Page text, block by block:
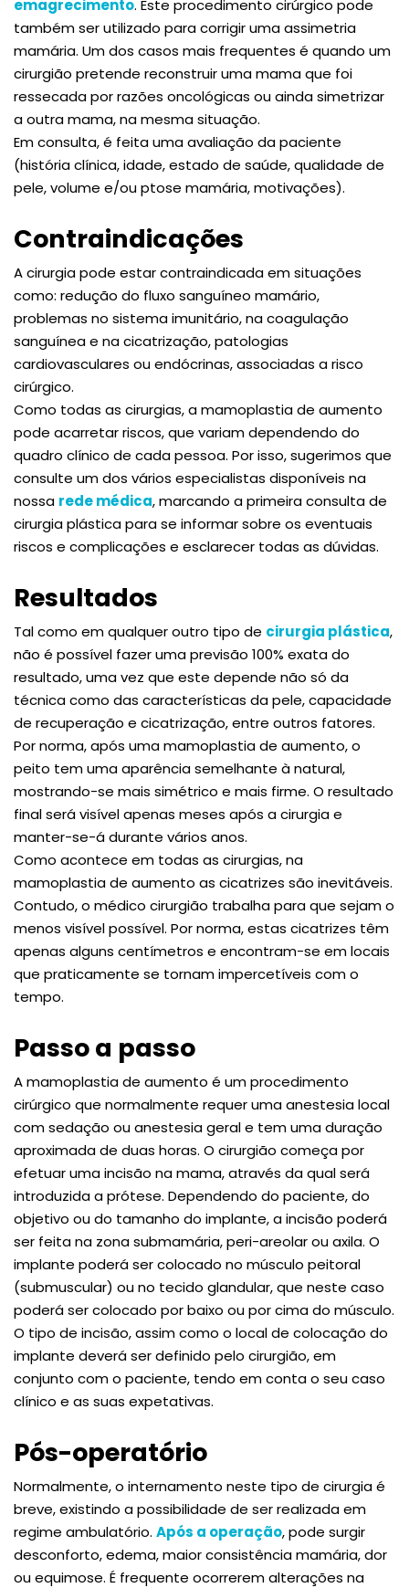
emagrecimento. Este procedimento cirúrgico pode
também ser utilizado para corrigir uma assimetria
mamária. Um dos casos mais frequentes é quando um
cirurgião pretende reconstruir uma mama que foi
ressecada por razões oncológicas ou ainda simetrizar
a outra mama, na mesma situação.
Em consulta, é feita uma avaliação da paciente
(história clínica, idade, estado de saúde, qualidade de
pele, volume e/ou ptose mamária, motivações).
Contraindicações
A cirurgia pode estar contraindicada em situações
como: redução do fluxo sanguíneo mamário,
problemas no sistema imunitário, na coagulação
sanguínea e na cicatrização, patologias
cardiovasculares ou endócrinas, associadas a risco
cirúrgico.
Como todas as cirurgias, a mamoplastia de aumento
pode acarretar riscos, que variam dependendo do
quadro clínico de cada pessoa. Por isso, sugerimos que
consulte um dos vários especialistas disponíveis na
nossa rede médica, marcando a primeira consulta de
cirurgia plástica para se informar sobre os eventuais
riscos e complicações e esclarecer todas as dúvidas.
Resultados
Tal como em qualquer outro tipo de cirurgia plástica,
não é possível fazer uma previsão 100% exata do
resultado, uma vez que este depende não só da
técnica como das características da pele, capacidade
de recuperação e cicatrização, entre outros fatores.
Por norma, após uma mamoplastia de aumento, o
peito tem uma aparência semelhante à natural,
mostrando-se mais simétrico e mais firme. O resultado
final será visível apenas meses após a cirurgia e
manter-se-á durante vários anos.
Como acontece em todas as cirurgias, na
mamoplastia de aumento as cicatrizes são inevitáveis.
Contudo, o médico cirurgião trabalha para que sejam o
menos visível possível. Por norma, estas cicatrizes têm
apenas alguns centímetros e encontram-se em locais
que praticamente se tornam impercetíveis com o
tempo.
Passo a passo
A mamoplastia de aumento é um procedimento
cirúrgico que normalmente requer uma anestesia local
com sedação ou anestesia geral e tem uma duração
aproximada de duas horas. O cirurgião começa por
efetuar uma incisão na mama, através da qual será
introduzida a prótese. Dependendo do paciente, do
objetivo ou do tamanho do implante, a incisão poderá
ser feita na zona submamária, peri-areolar ou axila. O
implante poderá ser colocado no músculo peitoral
(submuscular) ou no tecido glandular, que neste caso
poderá ser colocado por baixo ou por cima do músculo.
O tipo de incisão, assim como o local de colocação do
implante deverá ser definido pelo cirurgião, em
conjunto com o paciente, tendo em conta o seu caso
clínico e as suas expetativas.
Pós-operatório
Normalmente, o internamento neste tipo de cirurgia é
breve, existindo a possibilidade de ser realizada em
regime ambulatório. Após a operação, pode surgir
desconforto, edema, maior consistência mamária, dor
ou equimose. É frequente ocorrerem alterações na